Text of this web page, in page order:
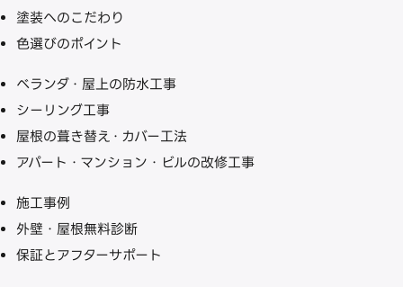
塗装へのこだわり
色選びのポイント
ベランダ・屋上の防水工事
シーリング工事
屋根の葺き替え・カバー工法
アパート・マンション・ビルの改修工事
施工事例
外壁・屋根無料診断
保証とアフターサポート